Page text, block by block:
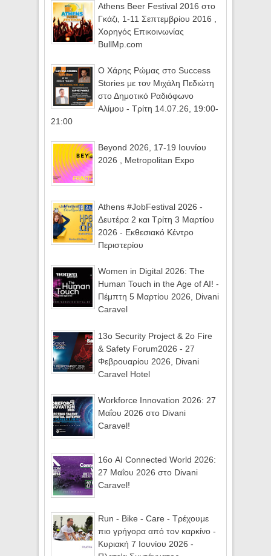
Athens Beer Festival 2016 στο
Γκάζι, 1-11 Σεπτεμβρίου 2016 ,
Χορηγός Επικοινωνίας
BullMp.com
Ο Χάρης Ρώμας στο Success
Stories με τον Μιχάλη Πεδιώτη
στο Δημοτικό Ραδιόφωνο
Αλίμου - Τρίτη 14.07.26, 19:00-
21:00
Beyond 2026, 17-19 Ιουνίου
2026 , Metropolitan Expo
Athens #JobFestival 2026 -
Δευτέρα 2 και Τρίτη 3 Μαρτίου
2026 - Εκθεσιακό Κέντρο
Περιστερίου
Women in Digital 2026: The
Human Touch in the Age of AI! -
Πέμπτη 5 Μαρτίου 2026, Divani
Caravel
13ο Security Project & 2ο Fire
& Safety Forum2026 - 27
Φεβρουαρίου 2026, Divani
Caravel Hotel
Workforce Innovation 2026: 27
Μαΐου 2026 στο Divani
Caravel!
16ο AI Connected World 2026:
27 Μαΐου 2026 στο Divani
Caravel!
Run - Bike - Care - Τρέχουμε
πιο γρήγορα από τον καρκίνο -
Κυριακή 7 Ιουνίου 2026 -